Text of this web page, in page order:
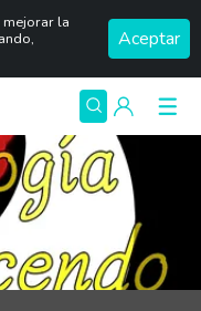
la
Aceptar